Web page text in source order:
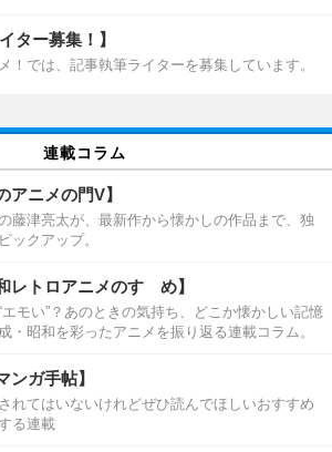
ター募集！】
！では、記事執筆ライターを募集しています。
連載コラム
アニメの門V】
藤津亮太が、最新作から懐かしの作品まで、独
ックアップ。
レトロアニメのすゝめ】
モい”？あのときの気持ち、どこか懐かしい記憶
昭和を彩ったアニメを振り返る連載コラム。
ンガ手帖】
れてはいないけれどぜひ読んでほしいおすすめ
る連載